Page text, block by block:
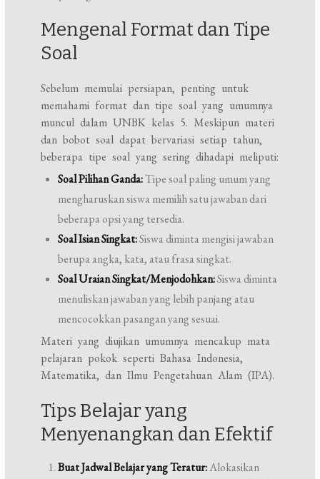
Mengenal Format dan Tipe
Soal
Sebelum memulai persiapan, penting untuk
memahami format dan tipe soal yang umumnya
muncul dalam UNBK kelas 5. Meskipun materi
dan bobot soal dapat bervariasi setiap tahun,
beberapa tipe soal yang sering dihadapi meliputi:
Soal Pilihan Ganda:Tipe soal paling umum yang
mengharuskan siswa memilih satu jawaban dari
beberapa opsi yang tersedia.
Soal Isian Singkat:Siswa diminta mengisi jawaban
berupa angka, kata, atau frasa singkat.
Soal Uraian Singkat/Menjodohkan:Siswa diminta
menuliskan jawaban yang lebih panjang atau
mencocokkan pasangan yang sesuai.
Materi yang diujikan umumnya mencakup mata
pelajaran pokok seperti Bahasa Indonesia,
Matematika, dan Ilmu Pengetahuan Alam (IPA).
Tips Belajar yang
Menyenangkan dan Efektif
Buat Jadwal Belajar yang Teratur:Alokasikan